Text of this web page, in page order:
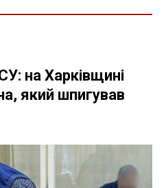
на Харківщині
який шпигував